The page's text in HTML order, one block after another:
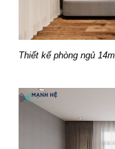
Thiết kế phòng ngủ